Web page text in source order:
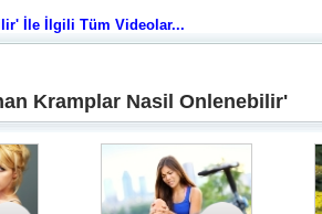
İle İlgili Tüm Videolar...
Kramplar Nasil Onlenebilir'